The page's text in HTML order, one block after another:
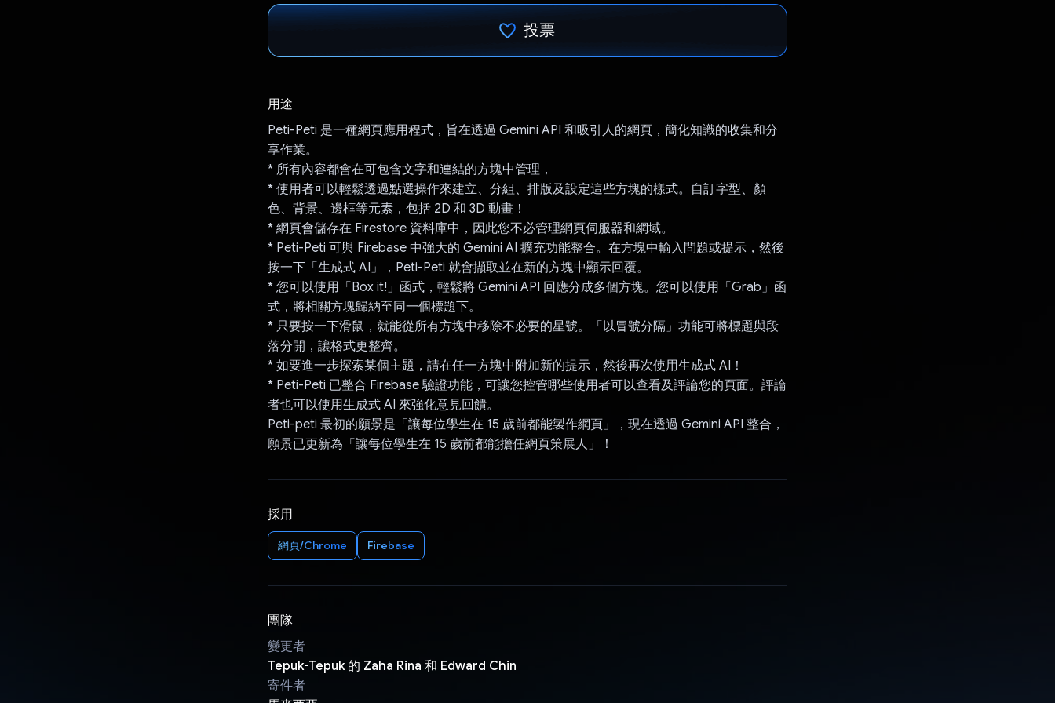
投票
用途
Peti-Peti 是一種網頁應用程式，旨在透過 Gemini API 和吸引人的網頁，簡化知識的收集和分
享作業。
* 所有內容都會在可包含文字和連結的方塊中管理，
* 使用者可以輕鬆透過點選操作來建立、分組、排版及設定這些方塊的樣式。自訂字型、顏
色、背景、邊框等元素，包括 2D 和 3D 動畫！
* 網頁會儲存在 Firestore 資料庫中，因此您不必管理網頁伺服器和網域。
* Peti-Peti 可與 Firebase 中強大的 Gemini AI 擴充功能整合。在方塊中輸入問題或提示，然後
按一下「生成式 AI」，Peti-Peti 就會擷取並在新的方塊中顯示回覆。
* 您可以使用「Box it!」函式，輕鬆將 Gemini API 回應分成多個方塊。您可以使用「Grab」函
式，將相關方塊歸納至同一個標題下。
* 只要按一下滑鼠，就能從所有方塊中移除不必要的星號。「以冒號分隔」功能可將標題與段
落分開，讓格式更整齊。
* 如要進一步探索某個主題，請在任一方塊中附加新的提示，然後再次使用生成式 AI！
* Peti-Peti 已整合 Firebase 驗證功能，可讓您控管哪些使用者可以查看及評論您的頁面。評論
者也可以使用生成式 AI 來強化意見回饋。
Peti-peti 最初的願景是「讓每位學生在 15 歲前都能製作網頁」，現在透過 Gemini API 整合，
願景已更新為「讓每位學生在 15 歲前都能擔任網頁策展人」！
採用
網頁/Chrome Firebase
團隊
變更者
Tepuk-Tepuk 的 Zaha Rina 和 Edward Chin
寄件者